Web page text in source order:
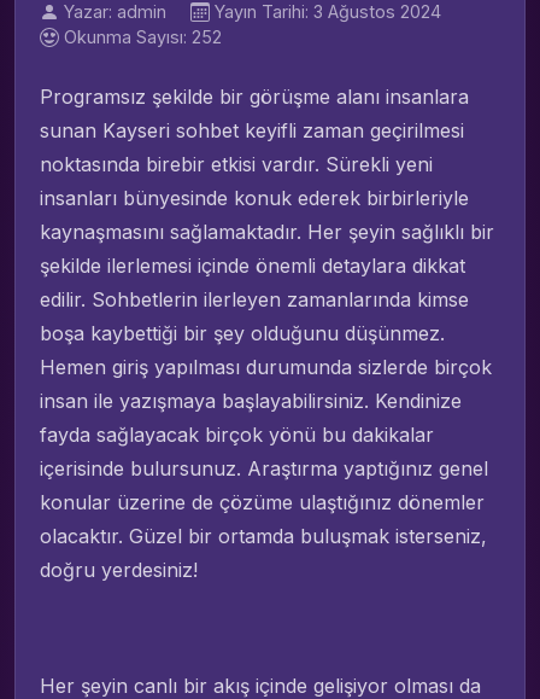
Yazar: admin
Yayın Tarihi: 3 Ağustos 2024
Okunma Sayısı: 252
Programsız şekilde bir görüşme alanı insanlara
sunan Kayseri sohbet keyifli zaman geçirilmesi
noktasında birebir etkisi vardır. Sürekli yeni
insanları bünyesinde konuk ederek birbirleriyle
kaynaşmasını sağlamaktadır. Her şeyin sağlıklı bir
şekilde ilerlemesi içinde önemli detaylara dikkat
edilir. Sohbetlerin ilerleyen zamanlarında kimse
boşa kaybettiği bir şey olduğunu düşünmez.
Hemen giriş yapılması durumunda sizlerde birçok
insan ile yazışmaya başlayabilirsiniz. Kendinize
fayda sağlayacak birçok yönü bu dakikalar
içerisinde bulursunuz. Araştırma yaptığınız genel
konular üzerine de çözüme ulaştığınız dönemler
olacaktır. Güzel bir ortamda buluşmak isterseniz,
doğru yerdesiniz!
Her şeyin canlı bir akış içinde gelişiyor olması da